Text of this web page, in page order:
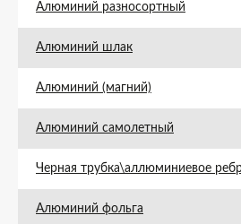
Алюминий разносортный
Алюминий шлак
Алюминий (магний)
Алюминий самолетный
Черная трубка\аллюминиевое
Алюминий фольга